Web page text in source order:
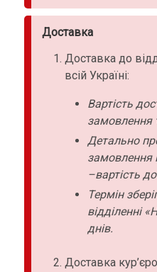
Доставка
Доставка до
всій Україні:
Вартість
замовлення
Детально
–вартість
Термін
відділенні
днів.
Доставка